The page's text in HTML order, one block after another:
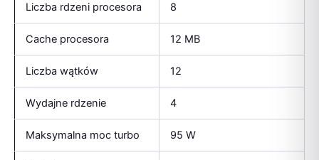
Liczba rdzeni procesora 8
Cache procesora 12 MB
Liczba wątków 12
Wydajne rdzenie 4
Maksymalna moc turbo 95 W